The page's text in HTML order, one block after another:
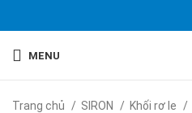
MENU
Trang chủ SIRON
Khối rơ le